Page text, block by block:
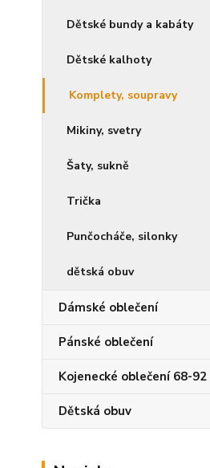
Dětské bundy a kabáty
Dětské kalhoty
Komplety, soupravy
Mikiny, svetry
Šaty, sukně
Trička
Punčocháče, silonky
dětská obuv
Dámské oblečení
Pánské oblečení
Kojenecké oblečení 68-92
Dětská obuv